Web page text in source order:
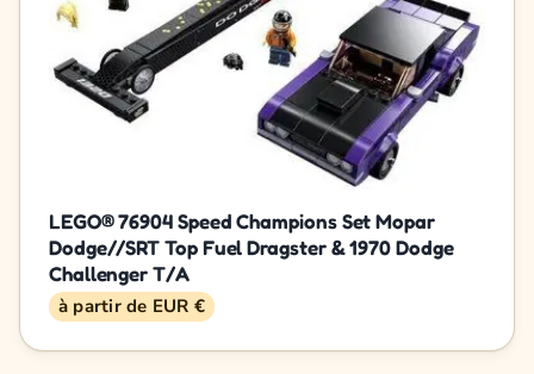
LEGO® 76904 Speed Champions Set Mopar
Dodge//SRT Top Fuel Dragster & 1970 Dodge
Challenger T/A
à partir de EUR €